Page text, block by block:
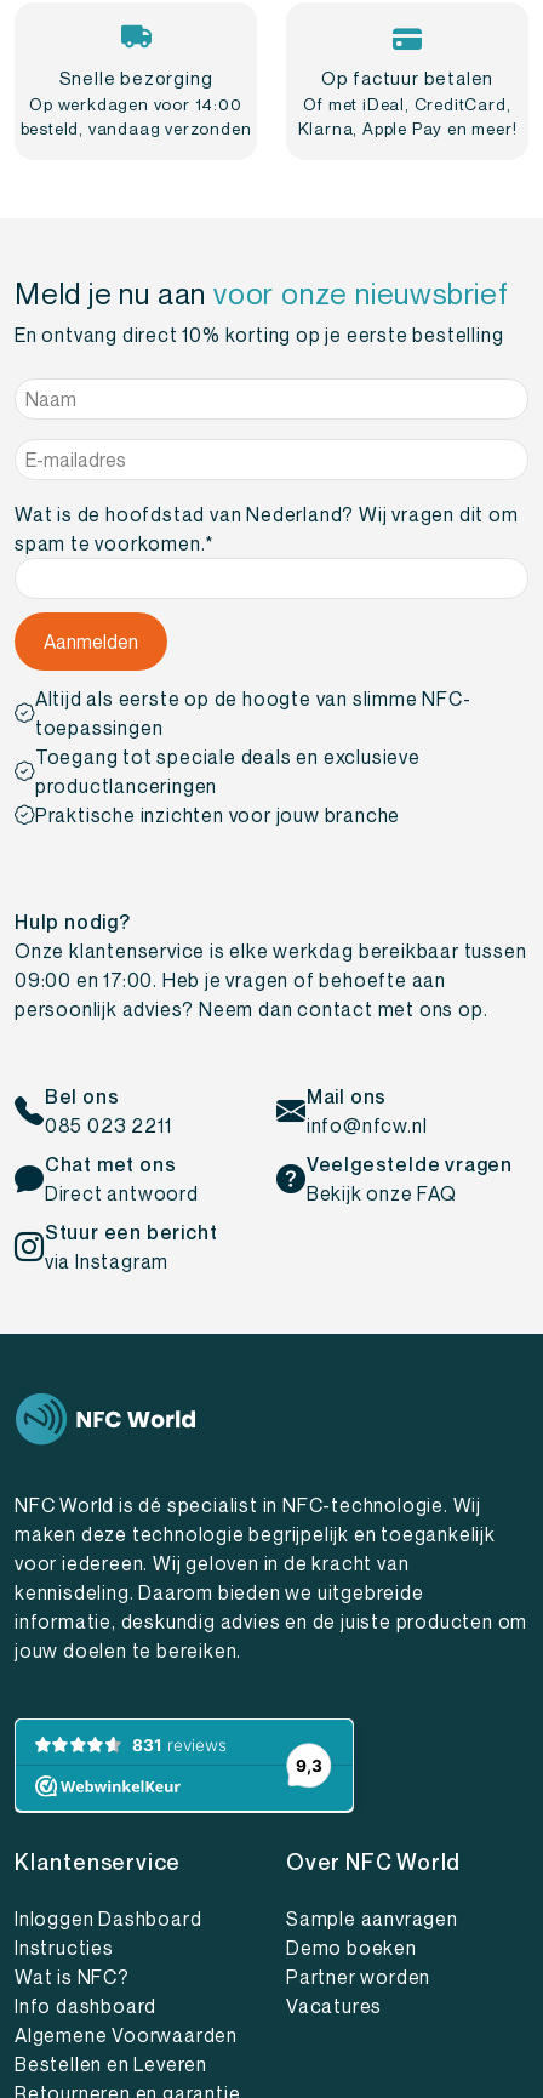
Snelle bezorging
Op werkdagen voor 14:00
besteld, vandaag verzonden
Op factuur betalen
Of met iDeal, CreditCard,
Klarna, Apple Pay en meer!
Meld je nu aanvoor onze nieuwsbrief
En ontvang direct 10% korting op je eerste bestelling
Naam*
E-
mailadres*
Wat is de hoofdstad van Nederland? Wij vragen dit om
spam te voorkomen.*
Altijd als eerste op de hoogte van slimme NFC-
toepassingen
Toegang tot speciale deals en exclusieve
productlanceringen
Praktische inzichten voor jouw branche
Hulp nodig?
Onze klantenservice is elke werkdag bereikbaar tussen
09:00 en 17:00. Heb je vragen of behoefte aan
persoonlijk advies? Neem dan contact met ons op.
Bel ons
085 023 2211
Mail ons
info@nfcw.nl
Chat met ons
Direct antwoord
Veelgestelde vragen
Bekijk onze FAQ
Stuur een bericht
via Instagram
NFC World is dé specialist in NFC-technologie. Wij
maken deze technologie begrijpelijk en toegankelijk
voor iedereen. Wij geloven in de kracht van
kennisdeling. Daarom bieden we uitgebreide
informatie, deskundig advies en de juiste producten om
jouw doelen te bereiken.
Klantenservice
Inloggen Dashboard
Instructies
Wat is NFC?
Info dashboard
Algemene Voorwaarden
Bestellen en Leveren
Retourneren en garantie
Over NFC World
Sample aanvragen
Demo boeken
Partner worden
Vacatures